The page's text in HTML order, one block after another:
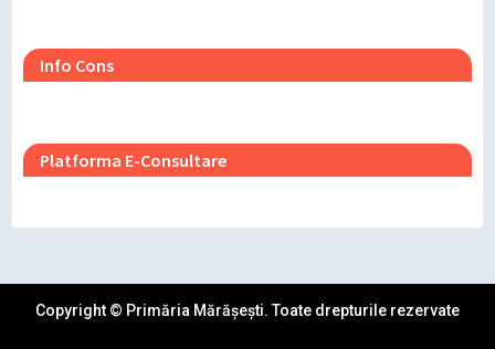
Info Cons
Platforma E-Consultare
Copyright © Primăria Mărășești. Toate drepturile rezervate